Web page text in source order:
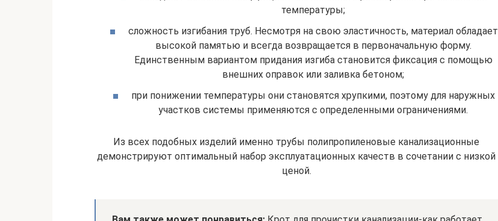
температуры;
сложность изгибания труб. Несмотря на свою эластичность, материал обладает
высокой памятью и всегда возвращается в первоначальную форму.
Единственным вариантом придания изгиба становится фиксация с помощью
внешних оправок или заливка бетоном;
при понижении температуры они становятся хрупкими, поэтому для наружных
участков системы применяются с определенными ограничениями.
Из всех подобных изделий именно трубы полипропиленовые канализационные
демонстрируют оптимальный набор эксплуатационных качеств в сочетании с низкой
ценой.